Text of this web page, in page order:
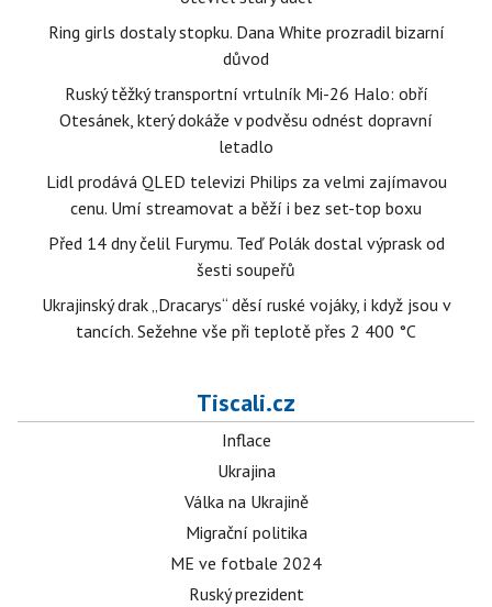
Ring girls dostaly stopku. Dana White prozradil bizarní
důvod
Ruský těžký transportní vrtulník Mi-26 Halo: obří
Otesánek, který dokáže v podvěsu odnést dopravní
letadlo
Lidl prodává QLED televizi Philips za velmi zajímavou
cenu. Umí streamovat a běží i bez set-top boxu
Před 14 dny čelil Furymu. Teď Polák dostal výprask od
šesti soupeřů
Ukrajinský drak „Dracarys“ děsí ruské vojáky, i když jsou v
tancích. Sežehne vše při teplotě přes 2 400 °C
Tiscali.cz
Inflace
Ukrajina
Válka na Ukrajině
Migrační politika
ME ve fotbale 2024
Ruský prezident